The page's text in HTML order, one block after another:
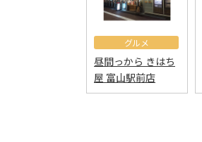
グルメ
昼間っから きはち
屋 富山駅前店